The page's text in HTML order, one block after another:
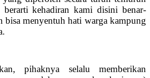
kehadiran kami disini benar-
bisa menyentuh hati warga kampung
pihaknya selalu memberikan